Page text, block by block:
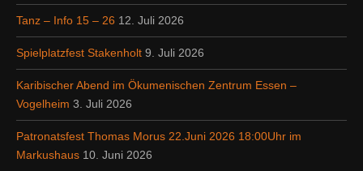
Tanz – Info 15 – 26 12. Juli 2026
Spielplatzfest Stakenholt 9. Juli 2026
Karibischer Abend im Ökumenischen Zentrum Essen –
Vogelheim 3. Juli 2026
Patronatsfest Thomas Morus 22.Juni 2026 18:00Uhr im
Markushaus 10. Juni 2026